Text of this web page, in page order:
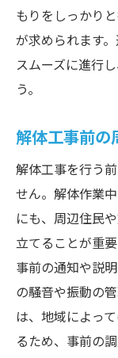
工事
騒音や
愛知県
ット
解体工
工期の遅
計画法
スケジ
天候や
理
もりをしっかり
が求められます
スムーズに進行
う。
解体工事前の
解体工事を行う
せん。解体作業
にも、周辺住民
立てることが重
事前の通知や説
の騒音や振動の
は、地域によっ
るため、事前の